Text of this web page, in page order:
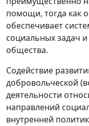
помощи, тогда как
обеспечивает
социальных задач
общества.
Содействие
добровольческой
деятельности
направлений
внутренней